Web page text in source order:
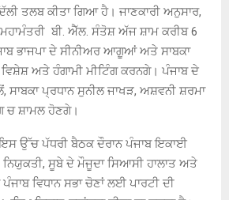
ਤਲਬ ਕੀਤਾ ਗਿਆ ਹੈ। ਜਾਣਕਾਰੀ ਅਨੁਸਾਰ,
ਬੀ. ਐੱਲ. ਸੰਤੋਸ਼ ਅੱਜ ਸ਼ਾਮ ਕਰੀਬ 6
ਭਾਜਪਾ ਦੇ ਸੀਨੀਅਰ ਆਗੂਆਂ ਅਤੇ ਸਾਬਕਾ
ਵਿਸ਼ੇਸ਼ ਅਤੇ ਹੰਗਾਮੀ ਮੀਟਿੰਗ ਕਰਨਗੇ। ਪੰਜਾਬ ਦੇ
ਸਾਬਕਾ ਪ੍ਰਧਾਨ ਸੁਨੀਲ ਜਾਖੜ, ਅਸ਼ਵਨੀ ਸ਼ਰਮਾ
ਚ ਸ਼ਾਮਲ ਹੋਣਗੇ।
ਇਸ ਉੱਚ ਪੱਧਰੀ ਬੈਠਕ ਦੌਰਾਨ ਪੰਜਾਬ ਇਕਾਈ
ਸੂਬੇ ਦੇ ਮੌਜੂਦਾ ਸਿਆਸੀ ਹਾਲਾਤ ਅਤੇ
ਵਿਧਾਨ ਸਭਾ ਚੋਣਾਂ ਲਈ ਪਾਰਟੀ ਦੀ